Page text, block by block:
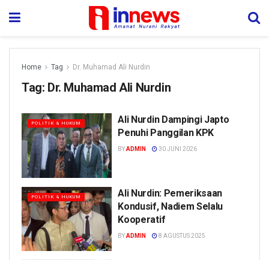
Home Tag Dr. Muhamad Ali Nurdin
Tag: Dr. Muhamad Ali Nurdin
POLITIK & HUKUM
Ali Nurdin Dampingi Japto
Penuhi Panggilan KPK
BY ADMIN 30 JUNI 2026
POLITIK & HUKUM
Ali Nurdin: Pemeriksaan
Kondusif, Nadiem Selalu
Kooperatif
BY ADMIN 8 AGUSTUS 2025